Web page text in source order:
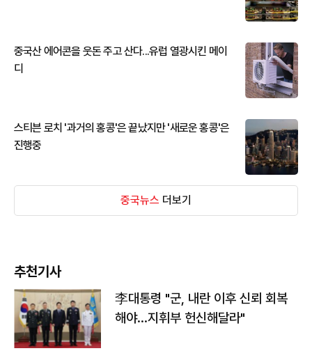
중국산 에어콘을 웃돈 주고 산다...유럽 열광시킨 메이
디
스티븐 로치 '과거의 홍콩'은 끝났지만 '새로운 홍콩'은
진행중
중국뉴스 더보기
추천기사
李대통령 "군, 내란 이후 신뢰 회복
해야…지휘부 헌신해달라"